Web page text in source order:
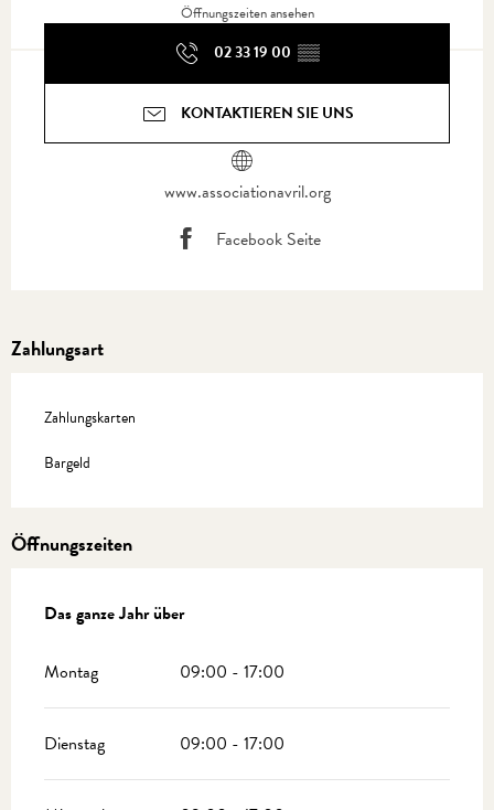
Öffnungszeiten ansehen
02 33 19 00 ▒▒
KONTAKTIEREN SIE UNS
www.associationavril.org
Facebook Seite
Zahlungsart
Zahlungskarten
Bargeld
Öffnungszeiten
Das ganze Jahr über
Das ganze Jahr über
Montag 09:00 - 17:00
Dienstag 09:00 - 17:00